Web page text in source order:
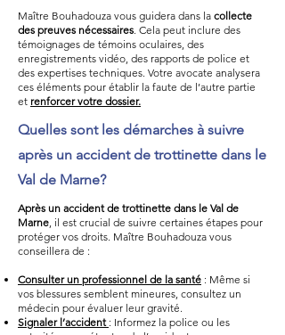
Maître Bouhadouza vous guidera dans la collecte
des preuves nécessaires. Cela peut inclure des
témoignages de témoins oculaires, des
enregistrements vidéo, des rapports de police et
des expertises techniques. Votre avocate analysera
ces éléments pour établir la faute de l’autre partie
et renforcer votre dossier.
Quelles sont les démarches à suivre
après un accident de trottinette dans le
Val de Marne?
Après un accident de trottinette dans le Val de
Marne, il est crucial de suivre certaines étapes pour
protéger vos droits. Maître Bouhadouza vous
conseillera de :
Consulter un professionnel de la santé : Même si
vos blessures semblent mineures, consultez un
médecin pour évaluer leur gravité.
Signaler l’accident : Informez la police ou les